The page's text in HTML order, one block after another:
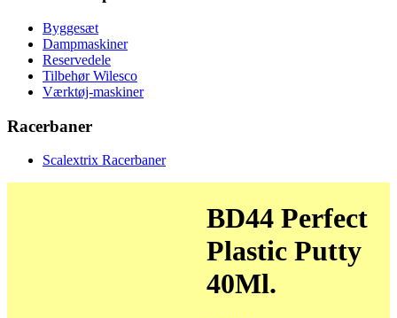
Byggesæt
Dampmaskiner
Reservedele
Tilbehør Wilesco
Værktøj-maskiner
Racerbaner
Scalextrix Racerbaner
BD44 Perfect
Plastic Putty
40Ml.